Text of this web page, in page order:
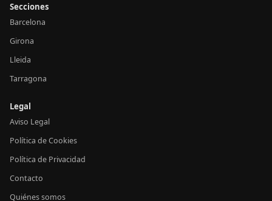
Secciones
Barcelona
Girona
Lleida
Tarragona
Legal
Aviso Legal
Política de Cookies
Política de Privacidad
Contacto
Quiénes somos